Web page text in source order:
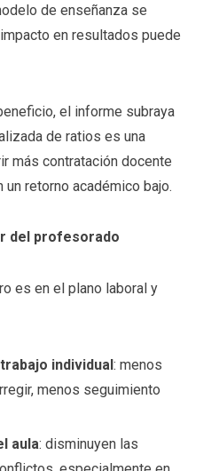
de enseñanza se
en resultados puede
el informe subraya
de ratios es una
más contratación docente
retorno académico bajo.
del profesorado
es en el plano laboral y
individual: menos
menos seguimiento
aula: disminuyen las